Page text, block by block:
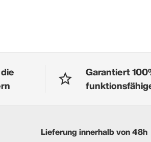
Garantiert
Lieferung innerhalb von 48h